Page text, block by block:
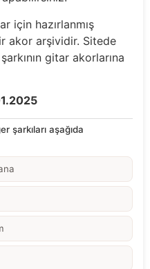
için hazırlanmış
akor arşividir. Sitede
gitar akorlarına
şarkıları aşağıda